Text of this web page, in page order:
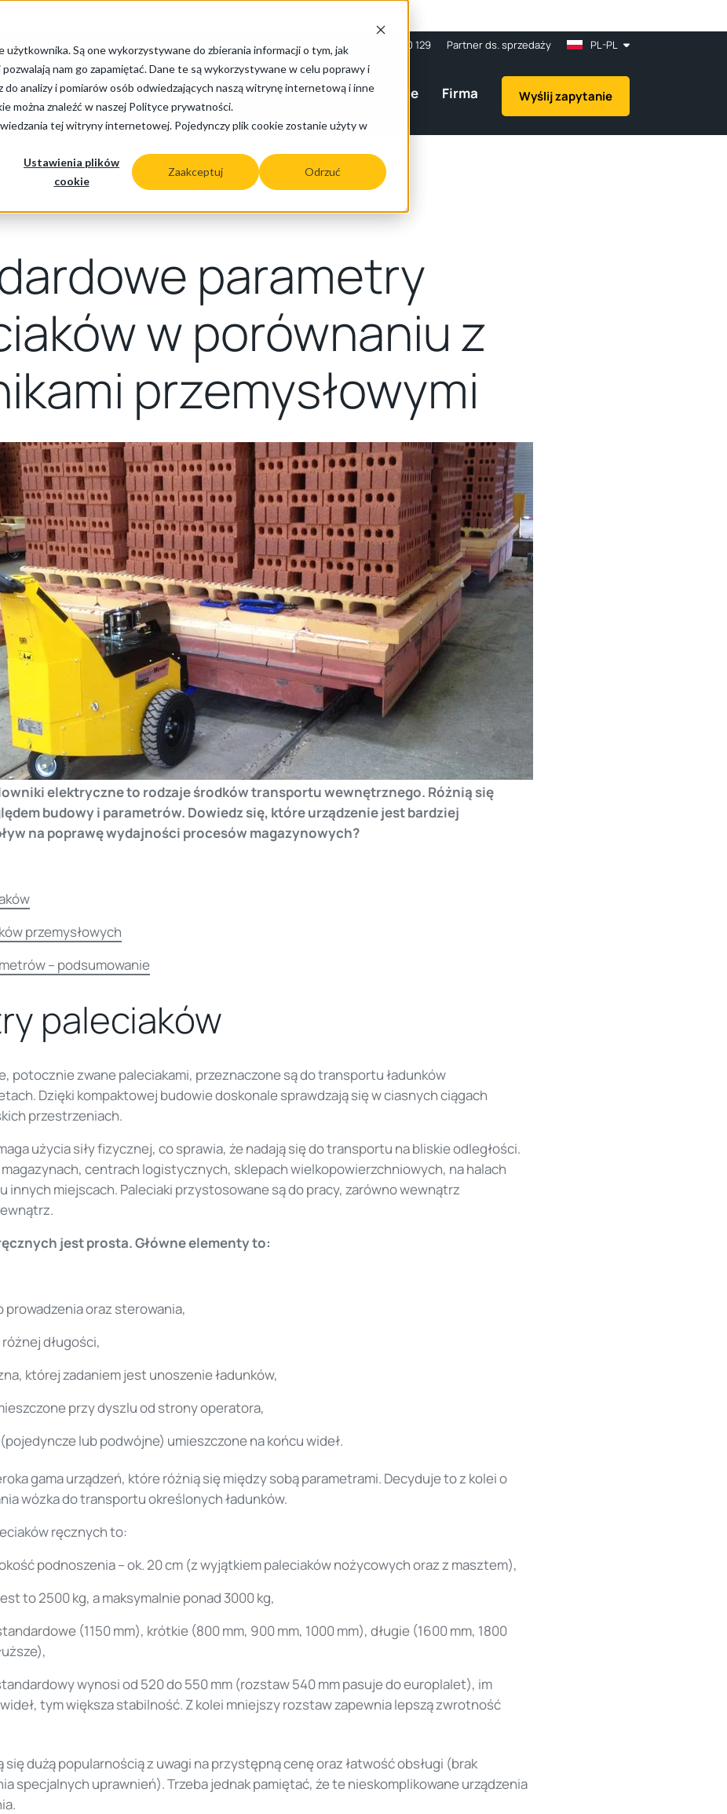
Są one wykorzystywane do zbierania informacji o tym, jak
nam go zapamiętać. Dane te są wykorzystywane w celu poprawy i
analizy i pomiarów osób odwiedzających naszą witrynę internetową i inne
można znaleźć w naszej Polityce prywatności.
tej witryny internetowej. Pojedynczy plik cookie zostanie użyty w
Ustawienia plików
cookie
Zaakceptuj Odrzuć
+48 697 080 129 Partner ds. sprzedaży PL-PL
Produkty Branże Serwis i wsparcie techniczne Firma Wyślij zapytanie
parametry
w porównaniu z
przemysłowymi
elektryczne to rodzaje środków transportu wewnętrznego. Różnią się
budowy i parametrów. Dowiedz się, które urządzenie jest bardziej
na poprawę wydajności procesów magazynowych?
przemysłowych
– podsumowanie
paleciaków
potocznie zwane paleciakami, przeznaczone są do transportu ładunków
Dzięki kompaktowej budowie doskonale sprawdzają się w ciasnych ciągach
przestrzeniach.
użycia siły fizycznej, co sprawia, że nadają się do transportu na bliskie odległości.
centrach logistycznych, sklepach wielkopowierzchniowych, na halach
innych miejscach. Paleciaki przystosowane są do pracy, zarówno wewnątrz
jest prosta. Główne elementy to:
prowadzenia oraz sterowania,
długości,
której zadaniem jest unoszenie ładunków,
przy dyszlu od strony operatora,
lub podwójne) umieszczone na końcu wideł.
gama urządzeń, które różnią się między sobą parametrami. Decyduje to z kolei o
wózka do transportu określonych ładunków.
ręcznych to:
podnoszenia – ok. 20 cm (z wyjątkiem paleciaków nożycowych oraz z masztem),
to 2500 kg, a maksymalnie ponad 3000 kg,
(1150 mm), krótkie (800 mm, 900 mm, 1000 mm), długie (1600 mm, 1800
wynosi od 520 do 550 mm (rozstaw 540 mm pasuje do europlalet), im
tym większa stabilność. Z kolei mniejszy rozstaw zapewnia lepszą zwrotność
się dużą popularnością z uwagi na przystępną cenę oraz łatwość obsługi (brak
specjalnych uprawnień). Trzeba jednak pamiętać, że te nieskomplikowane urządzenia